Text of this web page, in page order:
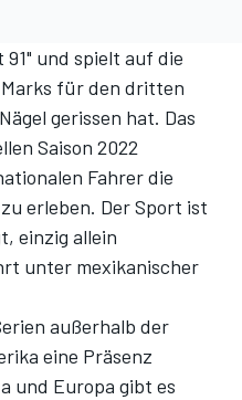
91" und spielt auf die
für den dritten
gerissen hat. Das
Saison 2022
Fahrer die
erleben. Der Sport ist
einzig allein
unter mexikanischer
außerhalb der
eine Präsenz
und Europa gibt es